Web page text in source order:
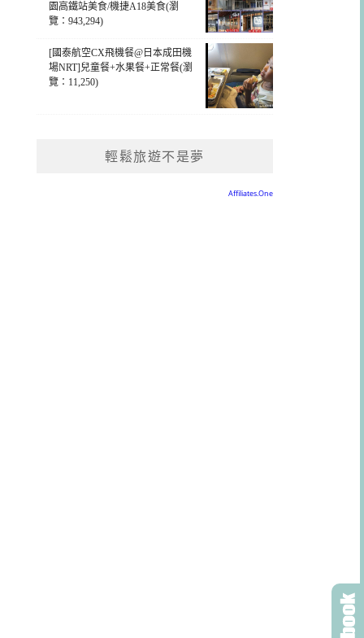
園高鐵站美食/機捷A18美食(瀏
覽：943,294)
[國泰航空CX飛機餐@日本成田機
場NRT]兒童餐+水果餐+正常餐(瀏
覽：11,250)
輕鬆旅遊不是夢